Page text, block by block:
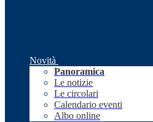
Novità
Panoramica
Le notizie
Le circolari
Calendario eventi
Albo online